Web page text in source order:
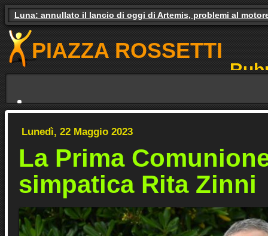
Luna: annullato il lancio di oggi di Artemis, problemi al
Gas e luce, il governo studia gli aiuti. Il pressing dei partiti
PIAZZA ROSSETTI
Lunedì, 22 Maggio 2023
La Prima
simpatica Rita Zinni